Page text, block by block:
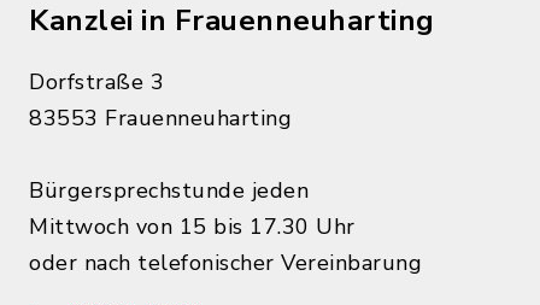
Kanzlei in Frauenneuharting
Dorfstraße 3
83553 Frauenneuharting
Bürgersprechstunde jeden
Mittwoch von 15 bis 17.30 Uhr
oder nach telefonischer Vereinbarung